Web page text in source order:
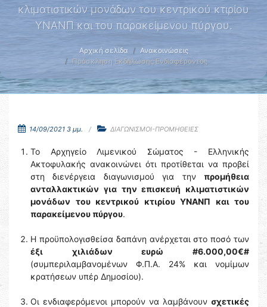
κλιματιστικών μονάδων του κεντρικού κτιρίου
ΥΝΑΝΠ και του παρακείμενου πύργου.
Αρχική σελίδα
Ανακοινώσεις
Πρόσκληση Εκδήλωσης Ενδιαφέροντος
14/09/2021 3 μμ. ΔΙΑΓΩΝΙΣΜΟΙ-ΠΡΟΜΗΘΕΙΕΣ
Το Αρχηγείο Λιμενικού Σώματος - Ελληνικής
Ακτοφυλακής ανακοινώνει ότι προτίθεται να προβεί
στη διενέργεια διαγωνισμού για την προμήθεια
ανταλλακτικών για την επισκευή κλιματιστικών
μονάδων του κεντρικού κτιρίου ΥΝΑΝΠ και του
παρακείμενου πύργου.
Η προϋπολογισθείσα δαπάνη ανέρχεται στο ποσό των
έξι χιλιάδων ευρώ #6.000,00€#
(συμπεριλαμβανομένων Φ.Π.Α. 24% και νομίμων
κρατήσεων υπέρ Δημοσίου).
Οι ενδιαφερόμενοι μπορούν να λαμβάνουν σχετικές